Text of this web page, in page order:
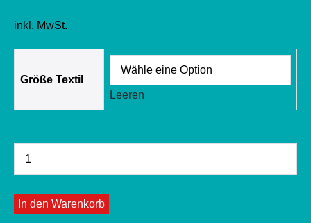
inkl. MwSt.
Größe Textil
Leeren
Menge
verringern
Jeans
-
Menge
erhöhen
In den Warenkorb